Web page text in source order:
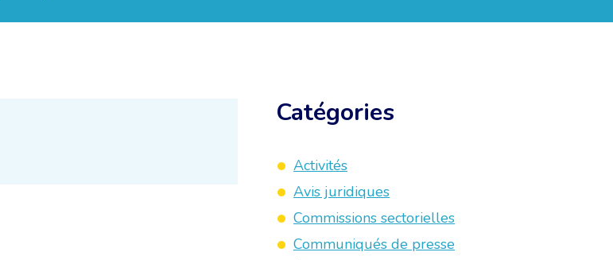
Catégories
Activités
Avis juridiques
Commissions sectorielles
Communiqués de presse